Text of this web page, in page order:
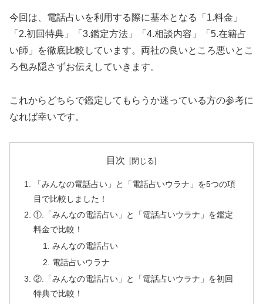
今回は、電話占いを利用する際に基本となる「1.料金」
「2.初回特典」「3.鑑定方法」「4.相談内容」「5.在籍占
い師」を徹底比較しています。両社の良いところ悪いとこ
ろ包み隠さずお伝えしていきます。
これからどちらで鑑定してもらうか迷っている方の参考に
なれば幸いです。
目次
「みんなの電話占い」と「電話占いウラナ」を5つの項
目で比較しました！
①.「みんなの電話占い」と「電話占いウラナ」を鑑定
料金で比較！
みんなの電話占い
電話占いウラナ
②.「みんなの電話占い」と「電話占いウラナ」を初回
特典で比較！